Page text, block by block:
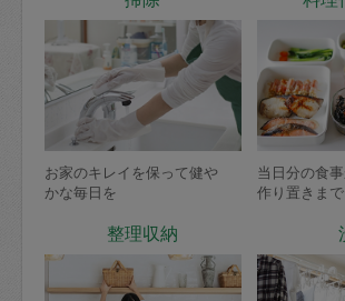
お家のキレイを保って健や
かな毎日を
当日分の食
作り置きまで
整理収納